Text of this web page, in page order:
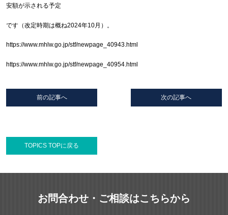
安額が示される予定
です（改定時期は概ね2024年10月）。
https://www.mhlw.go.jp/stf/newpage_40943.html
https://www.mhlw.go.jp/stf/newpage_40954.html
前の記事へ 次の記事へ
TOPICS TOPに戻る
お問合わせ・ご相談はこちらから